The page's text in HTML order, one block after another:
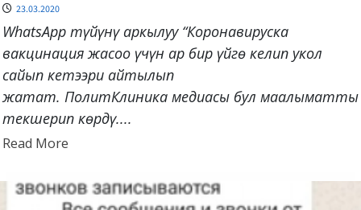
23.03.2020
WhatsApp түйүнү аркылуу “Коронавируска
вакцинация жасоо үчүн ар бир үйгө келип укол
сайып кетээри айтылып
жатат. ПолитКлиника медиасы бул маалыматты
текшерип көрдү....
Read MoreRead
about